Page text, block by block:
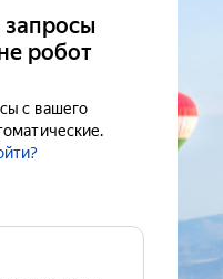
запросы
робот
с вашего